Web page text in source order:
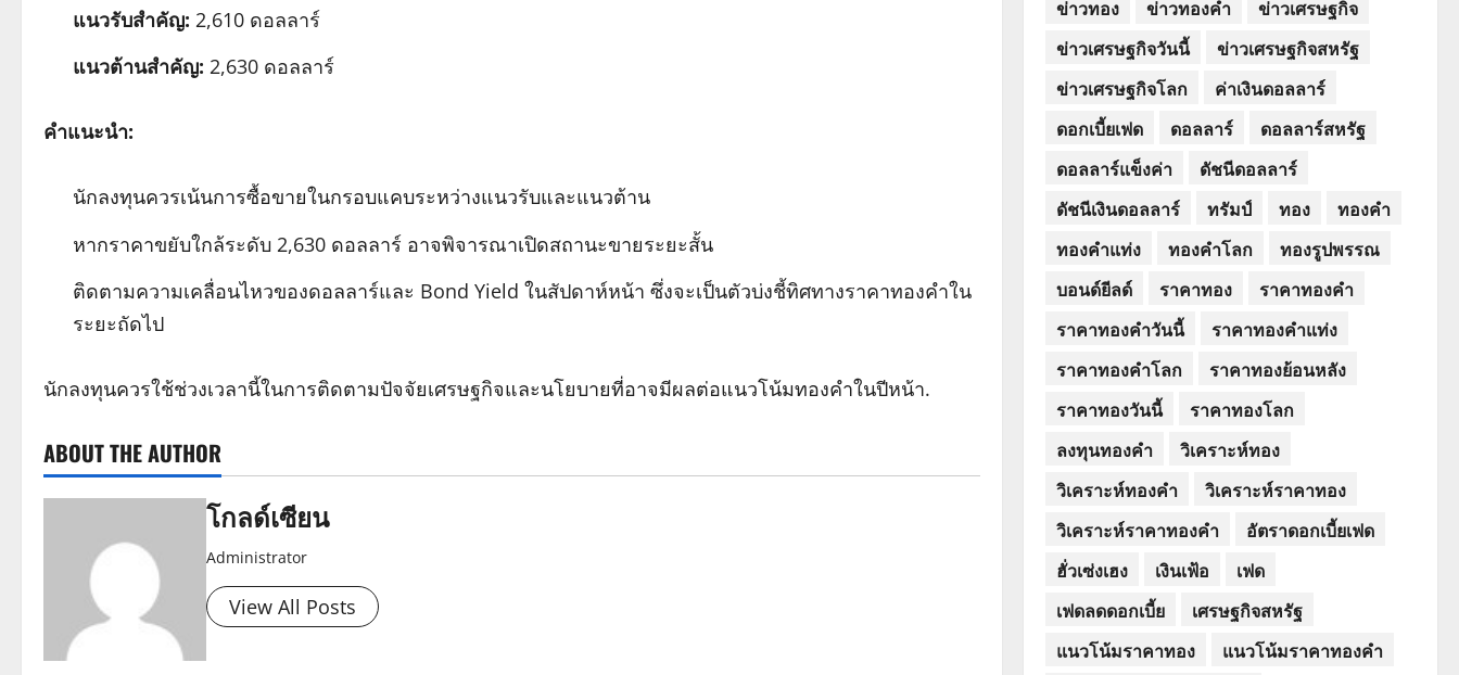
แนวรับสำคัญ: 2,610 ดอลลาร์
แนวต้านสำคัญ: 2,630 ดอลลาร์
คำแนะนำ:
นักลงทุนควรเน้นการซื้อขายในกรอบแคบระหว่างแนวรับและแนวต้าน
หากราคาขยับใกล้ระดับ 2,630 ดอลลาร์ อาจพิจารณาเปิดสถานะขายระยะสั้น
ติดตามความเคลื่อนไหวของดอลลาร์และ Bond Yield ในสัปดาห์หน้า ซึ่งจะเป็นตัวบ่งชี้ทิศทางราคาทองคำใน
ระยะถัดไป
นักลงทุนควรใช้ช่วงเวลานี้ในการติดตามปัจจัยเศรษฐกิจและนโยบายที่อาจมีผลต่อแนวโน้มทองคำในปีหน้า.
ABOUT THE AUTHOR
โกลด์เซียน
Administrator
View All Posts
ข่าวทอง
ข่าวทองคำ
ข่าวเศรษฐกิจ
ข่าวเศรษฐกิจวันนี้
ข่าวเศรษฐกิจสหรัฐ
ข่าวเศรษฐกิจโลก
ค่าเงินดอลลาร์
ดอกเบี้ยเฟด
ดอลลาร์
ดอลลาร์สหรัฐ
ดอลลาร์แข็งค่า
ดัชนีดอลลาร์
ดัชนีเงินดอลลาร์
ทรัมป์ ทอง
ทองคำ
ทองคำแท่ง
ทองคำโลก
ทองรูปพรรณ
บอนด์ยีลด์
ราคาทอง
ราคาทองคำ
ราคาทองคำวันนี้
ราคาทองคำแท่ง
ราคาทองคำโลก
ราคาทองย้อนหลัง
ราคาทองวันนี้
ราคาทองโลก
ลงทุนทองคำ
วิเคราะห์ทอง
วิเคราะห์ทองคำ
วิเคราะห์ราคาทอง
วิเคราะห์ราคาทองคำ
อัตราดอกเบี้ยเฟด
ฮั่วเซ่งเฮง
เงินเฟ้อ
เฟด
เฟดลดดอกเบี้ย
เศรษฐกิจสหรัฐ
แนวโน้มราคาทอง
แนวโน้มราคาทองคำ